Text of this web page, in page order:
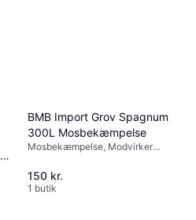
BMB Import Grov Spagnum
300L Mosbekæmpelse
Mosbekæmpelse, Modvirker
150 kr.
1 butik